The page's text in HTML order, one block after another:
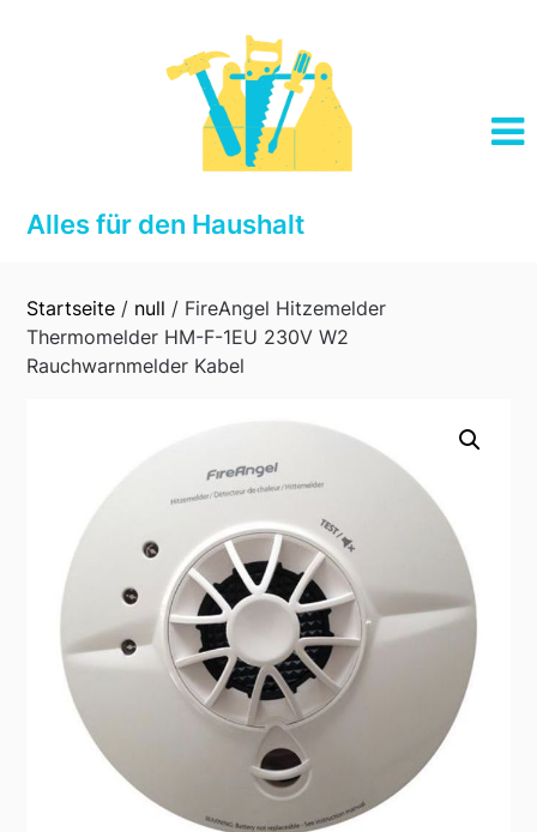
Alles für den Haushalt
Startseite / null / FireAngel Hitzemelder
Thermomelder HM-F-1EU 230V W2
Rauchwarnmelder Kabel